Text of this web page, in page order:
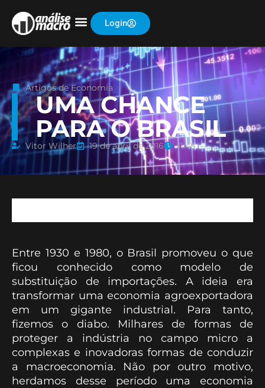
Login
Artigos de Economia
UMA CHANCE
PARA O BRASIL
Vitor Wilher 19 de abril de 2016 11:45
Entre 1930 e 1980, o Brasil promoveu o que
ficou conhecido como modelo de
substituição de importações. A ideia era
transformar uma economia agroexportadora
em um gigante industrial. Para tanto,
fizemos o diabo. Milhares de formas de
proteger a indústria no campo micro a
complexas e inovadoras formas de conduzir
a macroeconomia. Não por outro motivo,
herdamos desse período uma economia